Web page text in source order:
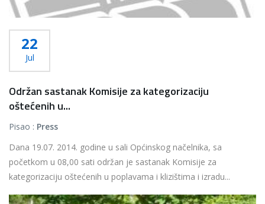
22
Jul
Održan sastanak Komisije za kategorizaciju
oštećenih u...
Pisao : Press
Dana 19.07. 2014. godine u sali Općinskog načelnika, sa
početkom u 08,00 sati održan je sastanak Komisije za
kategorizaciju oštećenih u poplavama i klizištima i izradu...
Više...